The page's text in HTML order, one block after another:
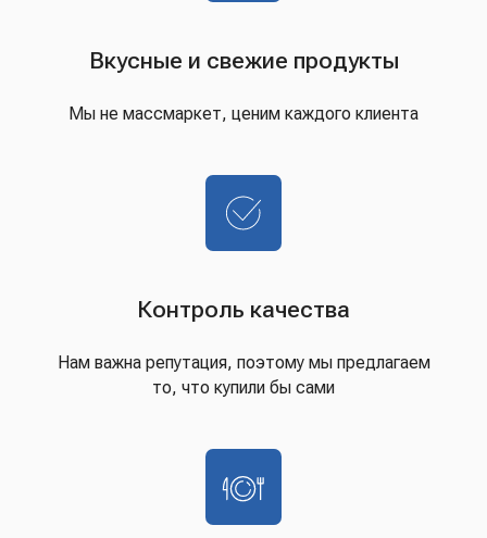
Вкусные и свежие продукты
Мы не массмаркет, ценим каждого клиента
Контроль качества
Нам важна репутация, поэтому мы предлагаем
то, что купили бы сами